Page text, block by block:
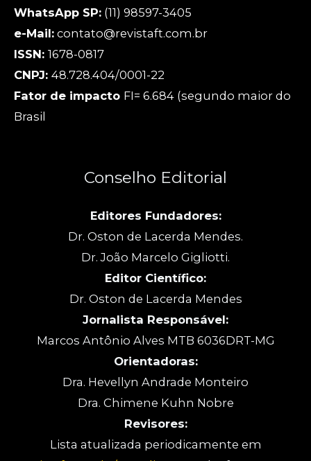
WhatsApp SP: (11) 98597-3405
e-Mail: contato@revistaft.com.br
ISSN: 1678-0817
CNPJ: 48.728.404/0001-22
Fator de impacto FI= 6.684 (segundo maior do
Brasil
Conselho Editorial
Editores Fundadores:
Dr. Oston de Lacerda Mendes.
Dr. João Marcelo Gigliotti.
Editor Científico:
Dr. Oston de Lacerda Mendes
Jornalista Responsável:
Marcos Antônio Alves MTB 6036DRT-MG
Orientadoras:
Dra. Hevellyn Andrade Monteiro
Dra. Chimene Kuhn Nobre
Revisores:
Lista atualizada periodicamente em